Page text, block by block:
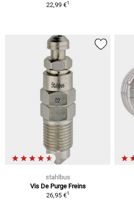
22,99 €1
stahlbus
Vis De Purge Freins
26,95 €1